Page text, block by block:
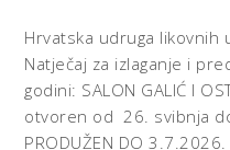
Hrvatska udruga
Natječaj za izlaganje i
godini: SALON GALIĆ I
otvoren od 26. svibnja
PRODUŽEN DO